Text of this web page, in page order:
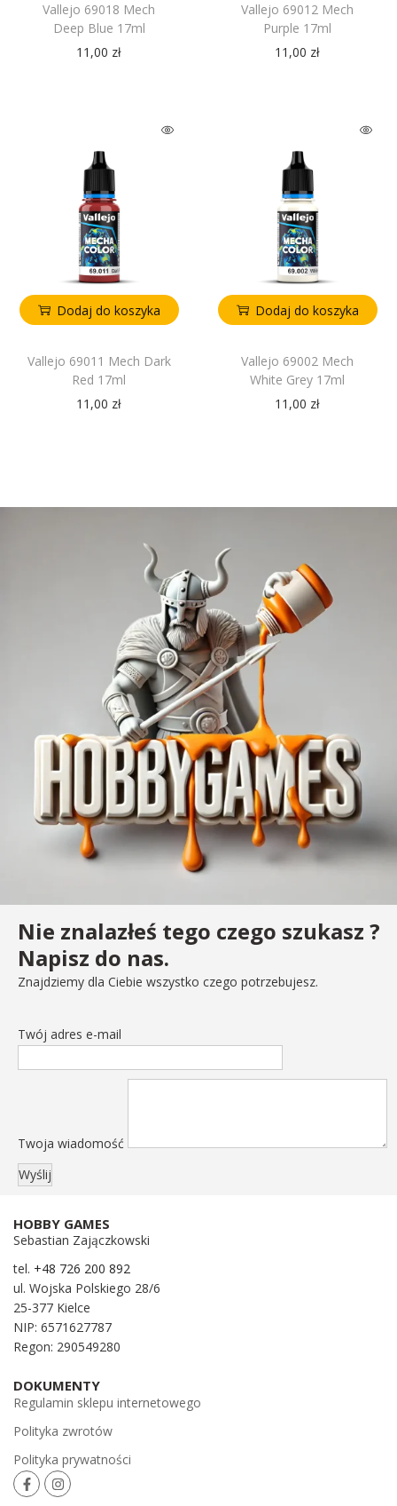
Vallejo 69018 Mech
Deep Blue 17ml
11,00 zł
Vallejo 69012 Mech
Purple 17ml
11,00 zł
Dodaj do koszyka
Vallejo 69011 Mech Dark
Red 17ml
11,00 zł
Dodaj do koszyka
Vallejo 69002 Mech
White Grey 17ml
11,00 zł
Nie znalazłeś tego czego szukasz ?
Napisz do nas.
Znajdziemy dla Ciebie wszystko czego potrzebujesz.
Twój adres e-mail
Twoja wiadomość
HOBBY GAMES
Sebastian Zajączkowski
tel. +48 726 200 892
ul. Wojska Polskiego 28/6
25-377 Kielce
NIP: 6571627787
Regon: 290549280
DOKUMENTY
Regulamin sklepu internetowego
Polityka zwrotów
Polityka prywatności